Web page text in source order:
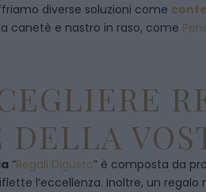
diverse soluzioni come
canetè e nastro in raso, come
“Regali Digusto” è composta da
l’eccellenza. Inoltre, un